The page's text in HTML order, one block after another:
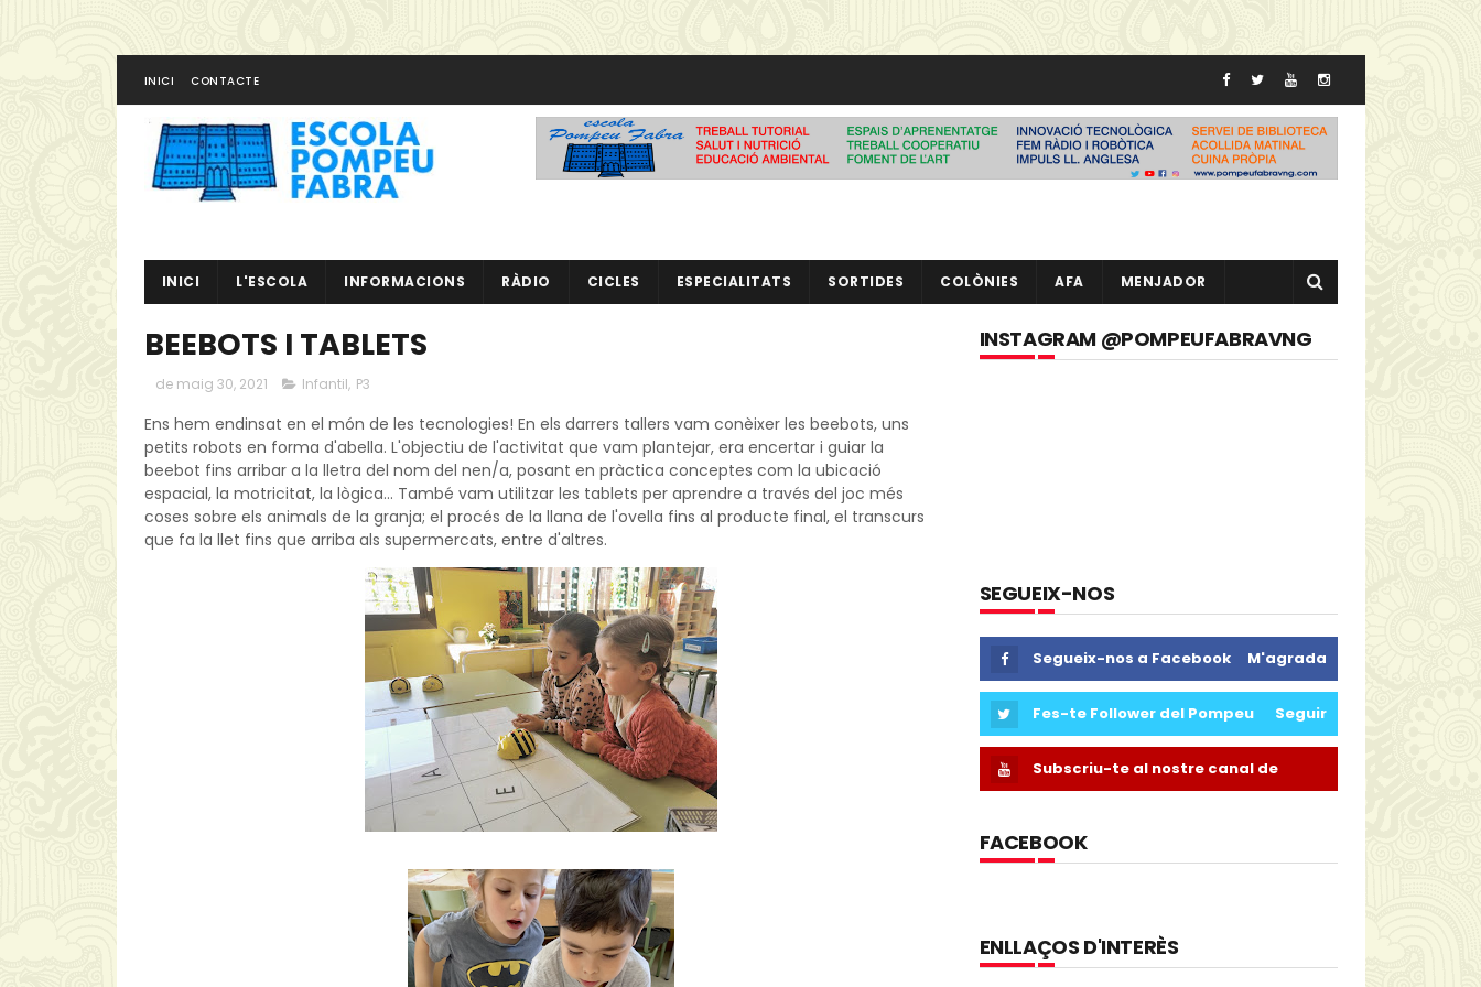
INICI CONTACTE
INICI L'ESCOLA INFORMACIONS RÀDIO CICLES ESPECIALITATS SORTIDES COLÒNIES AFA MENJADOR
BEEBOTS I TABLETS
de maig 30, 2021 Infantil, P3
Ens hem endinsat en el món de les tecnologies! En els darrers tallers vam conèixer les beebots, uns
petits robots en forma d'abella. L'objectiu de l'activitat que vam plantejar, era encertar i guiar la
beebot fins arribar a la lletra del nom del nen/a, posant en pràctica conceptes com la ubicació
espacial, la motricitat, la lògica... També vam utilitzar les tablets per aprendre a través del joc més
coses sobre els animals de la granja; el procés de la llana de l'ovella fins al producte final, el transcurs
que fa la llet fins que arriba als supermercats, entre d'altres.
INSTAGRAM @POMPEUFABRAVNG
SEGUEIX-NOS
Segueix-nos a Facebook M'agrada
Fes-te Follower del Pompeu Seguir
Subscriu-te al nostre canal de
FACEBOOK
ENLLAÇOS D'INTERÈS